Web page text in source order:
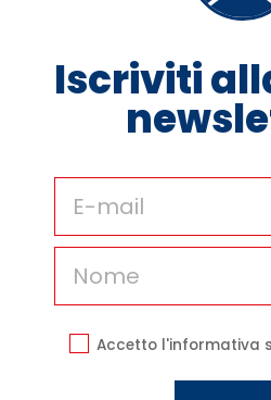
Iscriviti
Accetto l'informativa